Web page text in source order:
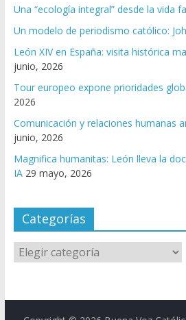
Una “ecología integral” desde la vida
Un modelo de periodismo católico:
León XIV en España: visita histórica
junio, 2026
Tour europeo expone prioridades
2026
Comunicación y relaciones humanas
junio, 2026
Magnifica humanitas: León lleva la
IA 29 mayo, 2026
Categorías